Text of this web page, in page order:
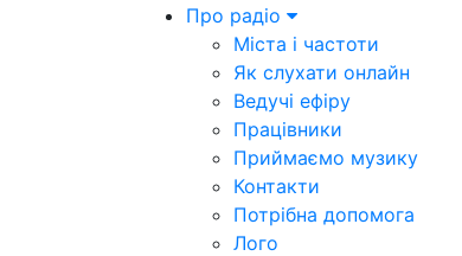
Про радіо
Міста і частоти
Як слухати онлайн
Ведучі ефіру
Працівники
Приймаємо музику
Контакти
Потрібна допомога
Лого